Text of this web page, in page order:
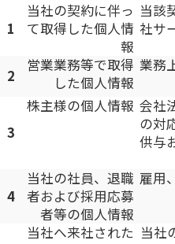
1
当社の契約に伴っ
て取得した個人情
報
当該
社サ
2
営業業務等で取得
した個人情報
業務
3
株主様の個人情報 会社
の対
供与
4
当社の社員、退職
者および採用応募
者等の個人情報
雇用
当社へ来社された 当社